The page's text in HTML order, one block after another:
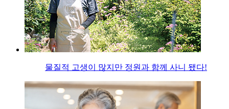
물질적 고생이 많지만 정원과 함께 사니 됐다!